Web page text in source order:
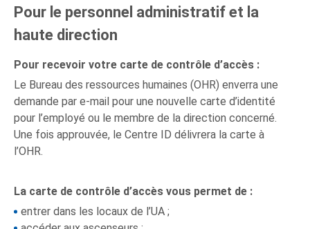
Pour le personnel administratif et la
haute direction
Pour recevoir votre carte de contrôle d’accès :
Le Bureau des ressources humaines (OHR) enverra une
demande par e-mail pour une nouvelle carte d’identité
pour l’employé ou le membre de la direction concerné.
Une fois approuvée, le Centre ID délivrera la carte à
l’OHR.
La carte de contrôle d’accès vous permet de :
entrer dans les locaux de l’UA ;